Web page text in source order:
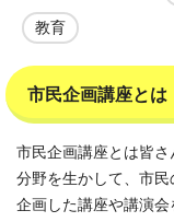
教育
市民企画講座とは
市民企画講座とは皆
分野を生かして、市
企画した講座や講演